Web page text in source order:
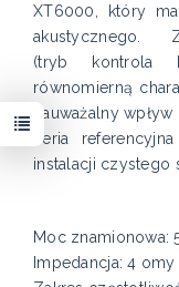
XT6000, który
(tryb kontrola
równomierną
zauważalny
Seria
instalacji czystego
Moc znamionowa:
Impedancja: 4